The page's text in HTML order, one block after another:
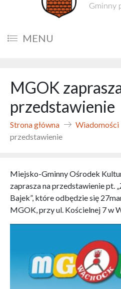
Gminny
MENU
MGOK
przedstawienie
Strona główna Wiadomości
przedstawienie
Miejsko-Gminny Ośrodek
zaprasza na przedstawienie pt.
Bajek”, które odbędzie się
MGOK, przy ul. Kościelnej 7 w